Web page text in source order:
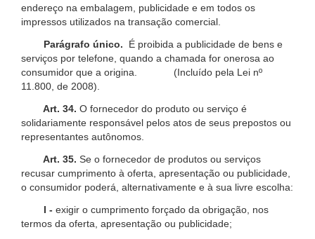
endereço na embalagem, publicidade e em todos os
impressos utilizados na transação comercial.
Parágrafo único.
É proibida a publicidade de bens e
serviços por telefone, quando a chamada for onerosa ao
consumidor que a origina. (Incluído pela Lei nº
11.800, de 2008).
Art. 34. O fornecedor do produto ou serviço é
solidariamente responsável pelos atos de seus prepostos ou
representantes autônomos.
Art. 35. Se o fornecedor de produtos ou serviços
recusar cumprimento à oferta, apresentação ou publicidade,
o consumidor poderá, alternativamente e à sua livre escolha:
I - exigir o cumprimento forçado da obrigação, nos
termos da oferta, apresentação ou publicidade;